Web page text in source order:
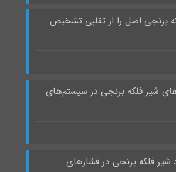
برنجی اصل را از تقلبی تشخیص
شیر فلکه برنجی در سیستم‌های
شیر فلکه برنجی در فشارهای